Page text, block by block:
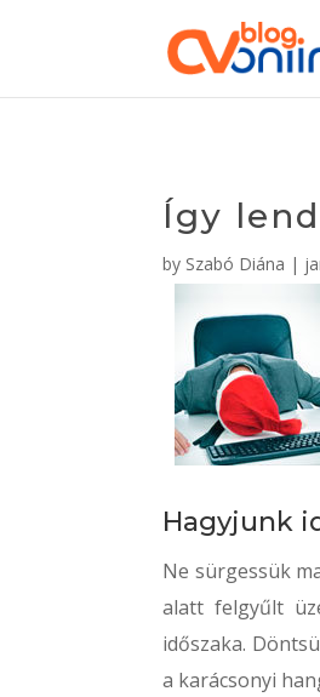
Így
by Szabó Diána |
Hagyjunk
Ne sürgessük
alatt felgyűlt
időszaka.
a karácsonyi